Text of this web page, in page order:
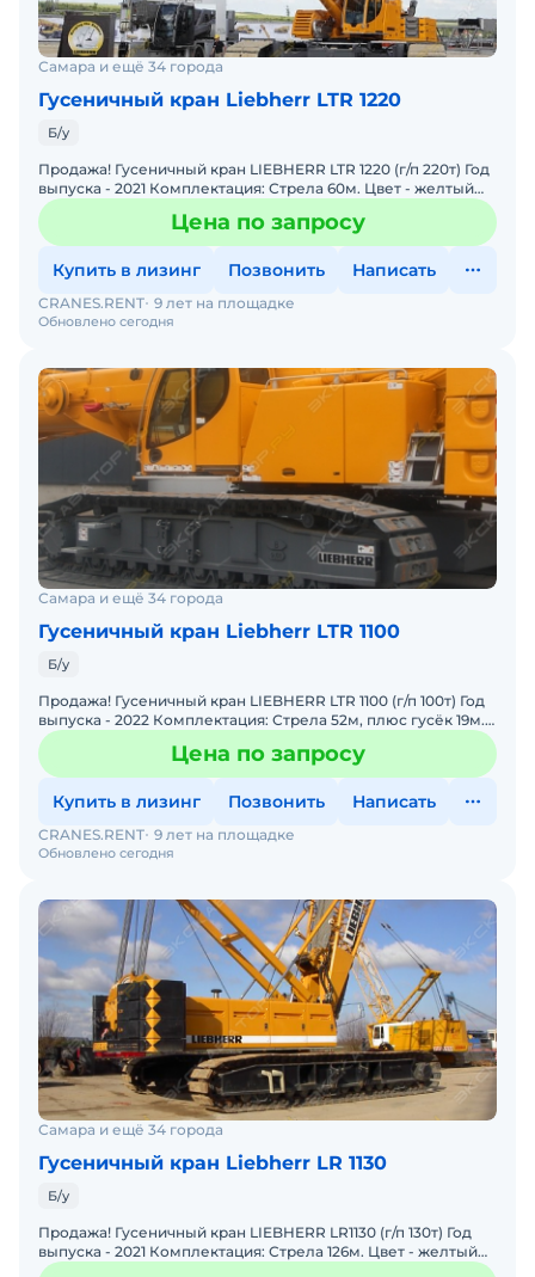
Самара и ещё 34 города
Гусеничный кран Liebherr LTR 1220
Б/у
Продажа! Гусеничный кран LIEBHERR LTR 1220 (г/п 220т) Год
выпуска - 2021 Комплектация: Стрела 60м. Цвет - желтый
Наработка - 5000 м/ч. Состояние: Отличное
Цена по запросу
Купить в лизинг Позвонить Написать
Обновлено сегодня
CRANES.RENT 9 лет на площадке
Самара и ещё 34 города
Гусеничный кран Liebherr LTR 1100
Б/у
Продажа! Гусеничный кран LIEBHERR LTR 1100 (г/п 100т) Год
выпуска - 2022 Комплектация: Стрела 52м, плюс гусёк 19м.
Цена по запросу
Купить в лизинг Позвонить Написать
Обновлено сегодня
CRANES.RENT 9 лет на площадке
Самара и ещё 34 города
Гусеничный кран Liebherr LR 1130
Б/у
Продажа! Гусеничный кран LIEBHERR LR1130 (г/п 130т) Год
выпуска - 2021 Комплектация: Стрела 126м. Цвет - желтый
Наработка - 6 000 м/ч. Состояние: Отличное